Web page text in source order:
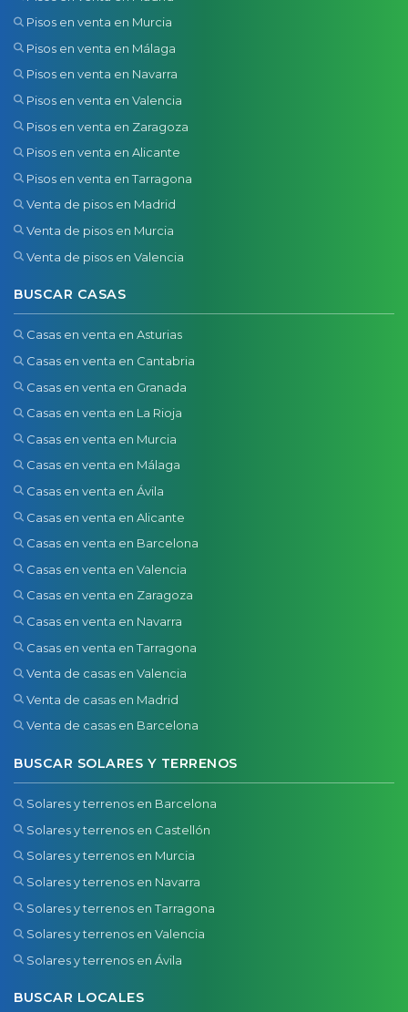
Pisos en venta en Murcia
Pisos en venta en Málaga
Pisos en venta en Navarra
Pisos en venta en Valencia
Pisos en venta en Zaragoza
Pisos en venta en Alicante
Pisos en venta en Tarragona
Venta de pisos en Madrid
Venta de pisos en Murcia
Venta de pisos en Valencia
BUSCAR CASAS
Casas en venta en Asturias
Casas en venta en Cantabria
Casas en venta en Granada
Casas en venta en La Rioja
Casas en venta en Murcia
Casas en venta en Málaga
Casas en venta en Ávila
Casas en venta en Alicante
Casas en venta en Barcelona
Casas en venta en Valencia
Casas en venta en Zaragoza
Casas en venta en Navarra
Casas en venta en Tarragona
Venta de casas en Valencia
Venta de casas en Madrid
Venta de casas en Barcelona
BUSCAR SOLARES Y TERRENOS
Solares y terrenos en Barcelona
Solares y terrenos en Castellón
Solares y terrenos en Murcia
Solares y terrenos en Navarra
Solares y terrenos en Tarragona
Solares y terrenos en Valencia
Solares y terrenos en Ávila
BUSCAR LOCALES